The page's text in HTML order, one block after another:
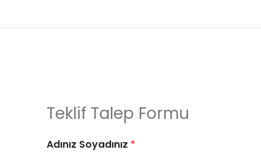
Teklif Talep Formu
Adınız Soyadınız *